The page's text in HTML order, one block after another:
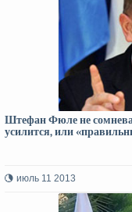
Штефан Фюле не
усилится, или
июль 11 2013